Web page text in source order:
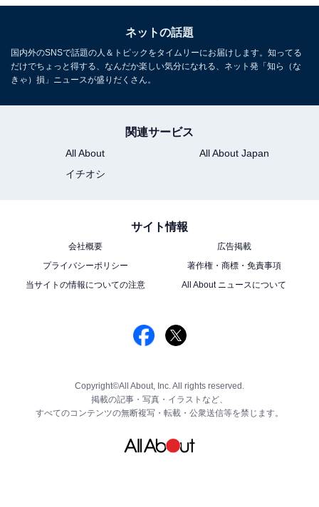
ネットの話題
国内外のSNSで話題の人＆トピックをタイムリーにお届けします。知ってる
だけでちょっと得する、なんだか楽しい気分になれる、ネット発「知ら（な
きゃ）損」ニュースが盛りだくさん。
関連サービス
All About
All About Japan
イチオシ
サイト情報
会社概要
広告掲載
プライバシーポリシー
著作権・商標・免責事項
当サイトの情報についての注意
All About ニュースについて
Copyright©All About, Inc. All rights reserved.
掲載の記事・写真・イラストなど、
すべてのコンテンツの無断複写・転載・公衆送信等を禁じます。